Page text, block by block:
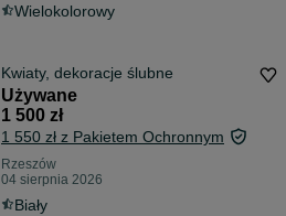
Wielokolorowy
Kwiaty, dekoracje ślubne
Używane
1 500 zł
1 550 zł z Pakietem Ochronnym
Rzeszów
04 sierpnia 2026
Biały